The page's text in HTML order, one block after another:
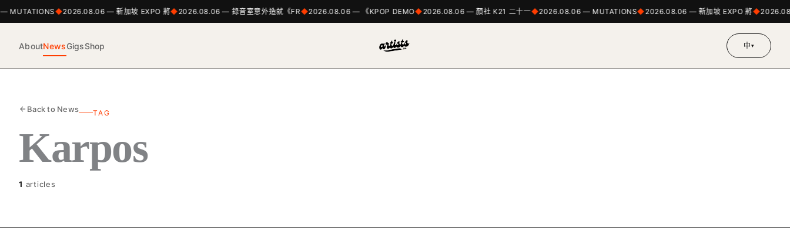
MUTATIONS 2026.08.06 — 新加坡 EXPO 將 2026.08.06 — 錄音室意外造就《FR 2026.08.06 — 《KPOP DEMO 2026.08.06 — 顏社 K21 二十一 2026.08.06 — MUTATIONS 2026.08.06 — 新加坡 EXPO 將
AboutNewsGigsShop 中▾
Back to News TAG
Karpos
1 articles